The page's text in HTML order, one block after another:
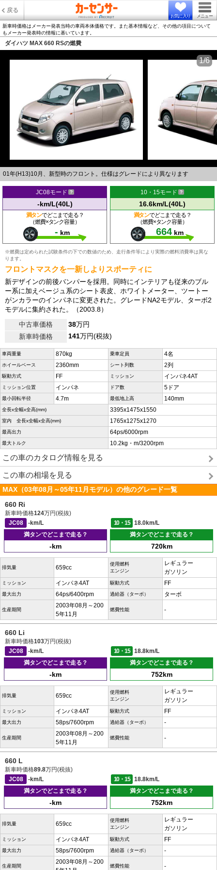
戻る
お気に入り メニュー
新車時価格はメーカー発表当時の車両本体価格です。また基本情報など、その他の項目について
もメーカー発表時の情報に基いています。
ダイハツ MAX 660 RSの燃費
01年(H13)10月、新型時のフロント。仕様はグレードにより異なります
1/6
JC08モード
-km/L(40L)
満タンでどこまで走る？
（燃費×タンク容量）
- km
10・15モード
16.6km/L(40L)
満タンでどこまで走る？
（燃費×タンク容量）
664 km
※燃費は定められた試験条件の下での数値のため、走行条件等により実際の燃料消費率は異な
ります。
フロントマスクを一新しよりスポーティに
新デザインの前後バンパーを採用。同時にインテリアも従来のブル
ー系に加えベージュ系のシート表皮、ホワイトメーター、ツートー
がンカラーのインパネに変更された。グレードNA2モデル、ターボ2
モデルに集約された。（2003.8）
中古車価格
38万円
新車時価格
141万円(税抜)
車両重量 870kg 乗車定員 4名
ホイールベース 2360mm シート列数 2列
駆動方式 FF ミッション インパネ4AT
ミッション位置 インパネ ドア数 5ドア
最小回転半径 4.7m 最低地上高 140mm
全長x全幅x全高(mm) 3395x1475x1550
室内 全長x全幅x全高(mm) 1765x1275x1270
最高出力 64ps/6000rpm
最大トルク 10.2kg・m/3200rpm
この車のカタログ情報を見る
この車の相場を見る
MAX（03年08月～05年11月モデル）の他のグレード一覧
660 Ri
新車時価格124万円(税抜)
JC08
-km/L 10・15
18.0km/L
満タンでどこまで走る？
-km
満タンでどこまで走る？
720km
排気量 659cc
使用燃料
エンジン
レギュラー
ガソリン
ミッション インパネ4AT 駆動方式 FF
最大出力 64ps/6400rpm 過給器（ターボ） ターボ
生産期間
2003年08月～200
5年11月
燃費性能 -
660 Li
新車時価格103万円(税抜)
JC08
-km/L 10・15
18.8km/L
満タンでどこまで走る？
-km
満タンでどこまで走る？
752km
排気量 659cc
使用燃料
エンジン
レギュラー
ガソリン
ミッション インパネ4AT 駆動方式 FF
最大出力 58ps/7600rpm 過給器（ターボ） -
生産期間
2003年08月～200
5年11月
燃費性能 -
660 L
新車時価格89.8万円(税抜)
JC08
-km/L 10・15
18.8km/L
満タンでどこまで走る？
-km
満タンでどこまで走る？
752km
排気量 659cc
使用燃料
エンジン
レギュラー
ガソリン
ミッション インパネ4AT 駆動方式 FF
最大出力 58ps/7600rpm 過給器（ターボ） -
生産期間
2003年08月～200
燃費性能 -